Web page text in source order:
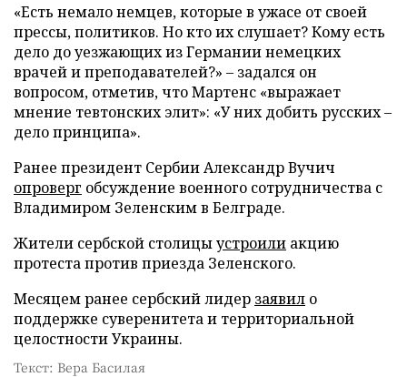
«Есть немало немцев, которые в ужасе от своей
прессы, политиков. Но кто их слушает? Кому есть
дело до уезжающих из Германии немецких
врачей и преподавателей?» – задался он
вопросом, отметив, что Мартенс «выражает
мнение тевтонских элит»: «У них добить русских –
дело принципа».
Ранее президент Сербии Александр Вучич
опроверг обсуждение военного сотрудничества с
Владимиром Зеленским в Белграде.
Жители сербской столицыустроили акцию
протеста против приезда Зеленского.
Месяцем ранее сербский лидер заявил о
поддержке суверенитета и территориальной
целостности Украины.
Текст: Вера Басилая